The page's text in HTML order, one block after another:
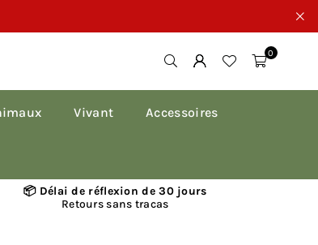
0
Vivant Accessoires
📦 Délai de réflexion de 30 jours
Retours sans tracas